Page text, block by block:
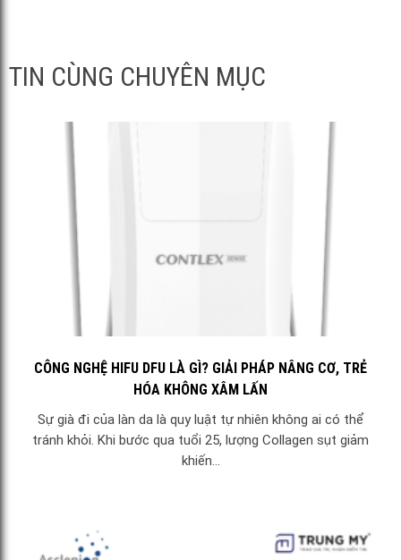
TIN CÙNG CHUYÊN MỤC
CÔNG NGHỆ HIFU DFU LÀ GÌ? GIẢI PHÁP NÂNG CƠ, TRẺ
HÓA KHÔNG XÂM LẤN
Sự già đi của làn da là quy luật tự nhiên không ai có thể
tránh khỏi. Khi bước qua tuổi 25, lượng Collagen sụt giảm
khiến...